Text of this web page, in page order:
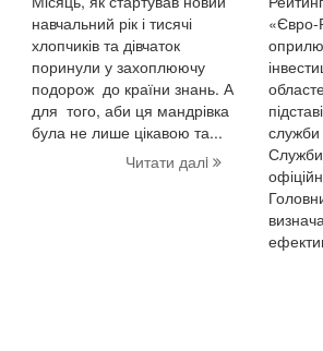
навчальний рік і тисячі
хлопчиків та дівчаток
поринули у захоплюючу
подорож до країни знань. А
для того, аби ця мандрівка
була не лише цікавою та...
Читати далi
«Євро-
служби
Служби